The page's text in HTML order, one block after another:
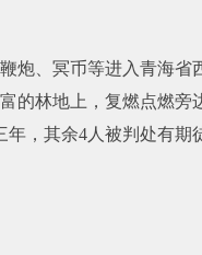
炮、冥币等进入青海省
的林地上，复燃点燃旁
，其余4人被判处有期